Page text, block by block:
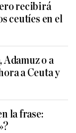
recibirá
ceutíes en el
Adamuz o a
a Ceuta y
la frase: